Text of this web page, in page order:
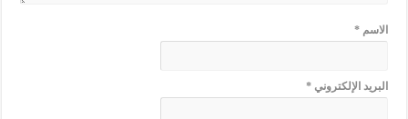
الاسم*
البريد الإلكتروني*